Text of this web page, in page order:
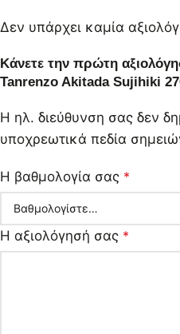
Δεν υπάρχει καμία
Κάνετε την πρώτη
Tanrenzo Akitada Sujihiki
Η ηλ. διεύθυνση σας δεν
υποχρεωτικά πεδία
Η βαθμολογία σας *
Η αξιολόγησή σας *